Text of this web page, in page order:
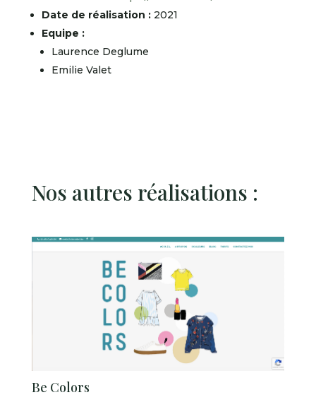
Date de réalisation :2021
Equipe :
Laurence Deglume
Emilie Valet
Nos autres réalisations :
Be Colors